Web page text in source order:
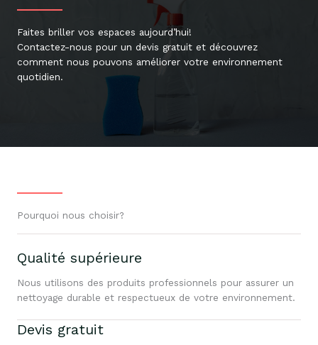
Faites briller vos espaces aujourd’hui!
Contactez-nous pour un devis gratuit et découvrez
comment nous pouvons améliorer votre environnement
quotidien.
Pourquoi nous choisir?
Qualité supérieure
Nous utilisons des produits professionnels pour assurer un
nettoyage durable et respectueux de votre environnement.
Devis gratuit